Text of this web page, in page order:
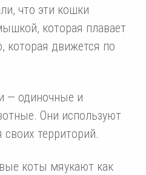
что эти кошки
которая плавает
движется по
— одиночные и
Они используют
территорий.
коты мяукают как